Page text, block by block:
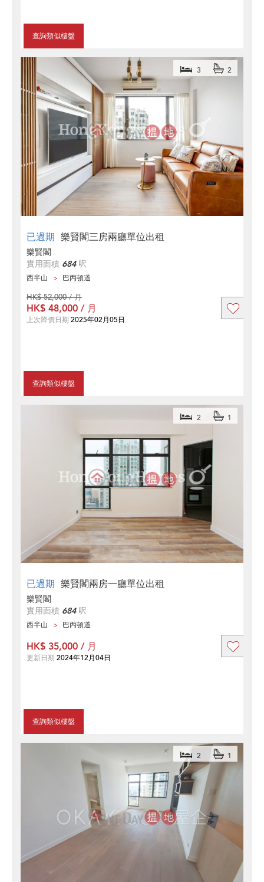
查詢類似樓盤
已過期 樂賢閣三房兩廳單位出租
3 2
樂賢閣
實用面積 684呎
西半山 巴丙頓道
查詢類似樓盤
HK$ 52,000 / 月
HK$ 48,000 / 月
上次降價日期 2025年02月05日
已過期 樂賢閣兩房一廳單位出租
2 1
樂賢閣
實用面積 684呎
西半山 巴丙頓道
查詢類似樓盤
HK$ 35,000 / 月
更新日期 2024年12月04日
2 1